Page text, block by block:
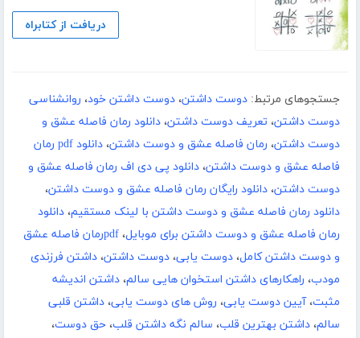
دریافت از کتابراه
جستجوهای مرتبط: دوست داشتن، دوست داشتن خود، روانشناسی
دوست داشتن، تعریف دوست داشتن، دانلود رمان فاصله عشق و
دوست داشتن، رمان فاصله عشق و دوست داشتن،
دانلود pdf رمان
فاصله عشق و دوست داشتن، دانلود پی دی اف رمان فاصله عشق و
دوست داشتن، دانلود رایگان رمان فاصله عشق و دوست داشتن،
دانلود رمان فاصله عشق و دوست داشتن با لینک مستقیم، دانلود
رمان فاصله عشق و دوست داشتن برای موبایل،
pdfرمان فاصله عشق
و دوست داشتن کامل، دوست یابی، دوست داشتن، داشتن فرزندی
مودب، راهکارهای داشتن استخوان هایی سالم، داشتن اندیشه
مثبت،آیین دوست یابی، روش های دوست یابی، داشتن قلبی
سالم، داشتن بهترین قلب، سالم نگه داشتن قلب، حق دوست،